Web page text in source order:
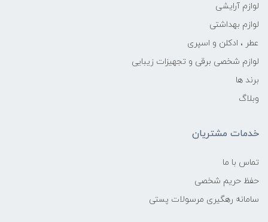
لوازم آرایشی
لوازم بهداشتی
عطر ، ادکلن و اسپری
لوازم شخصی برقی و تجهیزات زیبایی
برند ها
وبلاگ
خدمات مشتریان
تماس با ما
حفظ حریم شخصی
سامانه رهگیری مرسولات پستی